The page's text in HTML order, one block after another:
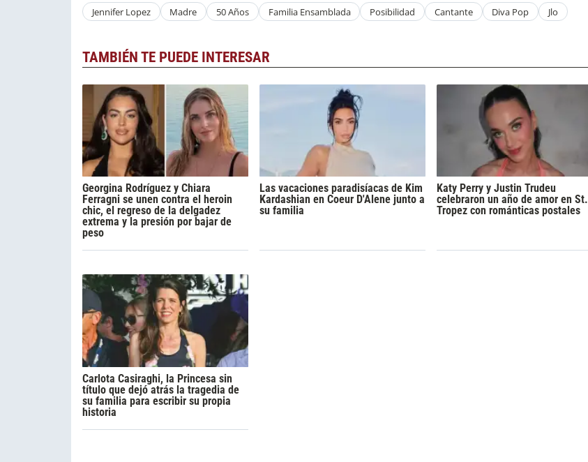
Jennifer Lopez Madre 50 Años Familia Ensamblada Posibilidad Cantante Diva Pop Jlo
TAMBIÉN TE PUEDE INTERESAR
Georgina Rodríguez y Chiara
Ferragni se unen contra el heroin
chic, el regreso de la delgadez
extrema y la presión por bajar de
peso
Las vacaciones paradisíacas de Kim
Kardashian en Coeur D'Alene junto a
su familia
Katy Perry y Justin Trudeu
celebraron un año de amor en St.
Tropez con románticas postales
Carlota Casiraghi, la Princesa sin
título que dejó atrás la tragedia de
su familia para escribir su propia
historia